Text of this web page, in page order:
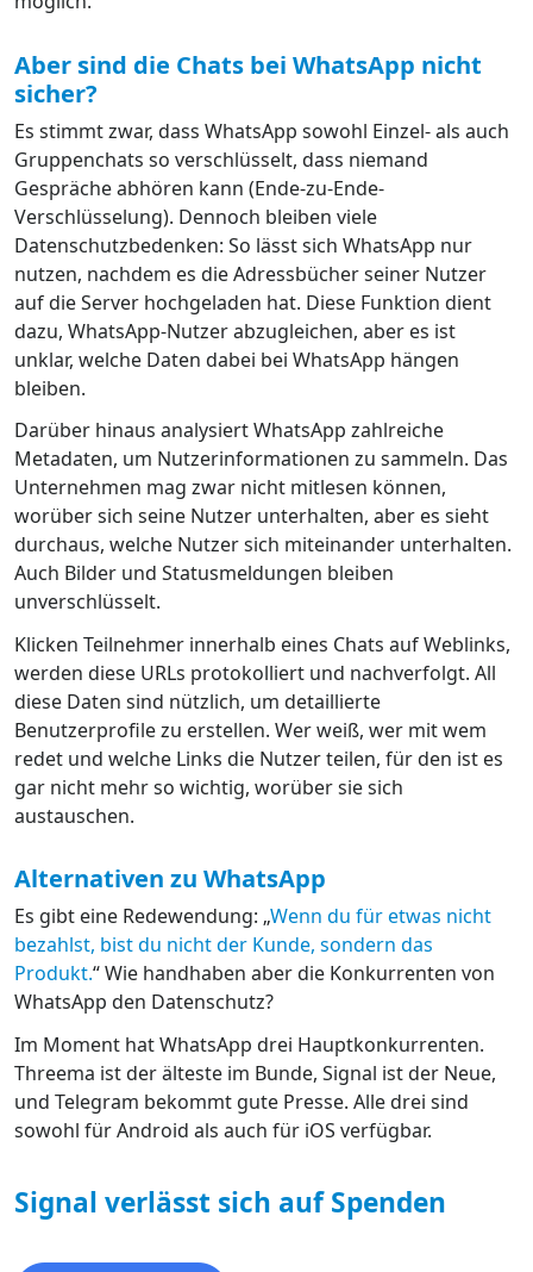
Aber sind die Chats bei WhatsApp nicht
sicher?
Es stimmt zwar, dass WhatsApp sowohl Einzel- als auch
Gruppenchats so verschlüsselt, dass niemand
Gespräche abhören kann (Ende-zu-Ende-
Verschlüsselung). Dennoch bleiben viele
Datenschutzbedenken: So lässt sich WhatsApp nur
nutzen, nachdem es die Adressbücher seiner Nutzer
auf die Server hochgeladen hat. Diese Funktion dient
dazu, WhatsApp-Nutzer abzugleichen, aber es ist
unklar, welche Daten dabei bei WhatsApp hängen
bleiben.
Darüber hinaus analysiert WhatsApp zahlreiche
Metadaten, um Nutzerinformationen zu sammeln. Das
Unternehmen mag zwar nicht mitlesen können,
worüber sich seine Nutzer unterhalten, aber es sieht
durchaus, welche Nutzer sich miteinander unterhalten.
Auch Bilder und Statusmeldungen bleiben
unverschlüsselt.
Klicken Teilnehmer innerhalb eines Chats auf Weblinks,
werden diese URLs protokolliert und nachverfolgt. All
diese Daten sind nützlich, um detaillierte
Benutzerprofile zu erstellen. Wer weiß, wer mit wem
redet und welche Links die Nutzer teilen, für den ist es
gar nicht mehr so wichtig, worüber sie sich
austauschen.
Alternativen zu WhatsApp
Es gibt eine Redewendung: „Wenn du für etwas nicht
bezahlst, bist du nicht der Kunde, sondern das
Produkt.“ Wie handhaben aber die Konkurrenten von
WhatsApp den Datenschutz?
Im Moment hat WhatsApp drei Hauptkonkurrenten.
Threema ist der älteste im Bunde, Signal ist der Neue,
und Telegram bekommt gute Presse. Alle drei sind
sowohl für Android als auch für iOS verfügbar.
Signal verlässt sich auf Spenden